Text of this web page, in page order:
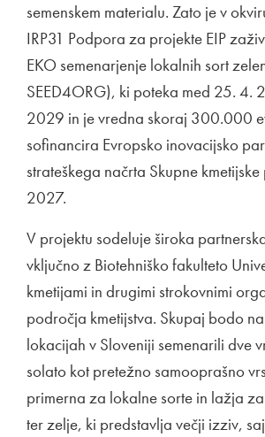
semenskem materialu. Zato je v
IRP31 Podpora za projekte EIP
EKO semenarjenje lokalnih sort
SEED4ORG), ki poteka med 25. 4.
2029 in je vredna skoraj 300.000
sofinancira Evropsko inovacijsko
strateškega načrta Skupne
2027.
V projektu sodeluje široka
vključno z Biotehniško fakulteto
kmetijami in drugimi strokovnimi
področja kmetijstva. Skupaj bodo
lokacijah v Sloveniji semenarili dve
solato kot pretežno samooprašno
primerna za lokalne sorte in lažja
ter zelje, ki predstavlja večji izziv,